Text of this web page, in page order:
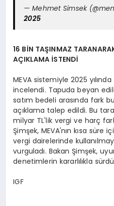
— Mehmet Simsek
2025
16 BİN TAŞINMAZ
AÇIKLAMA İSTENDİ
MEVA sistemiyle 2025
incelendi. Tapuda beyan
satım bedeli arasında fark
açıklama talep edildi. Bu
milyar TL'lik vergi ve harç
Şimşek, MEVA'nın kısa
vergi dairelerinde
vurguladı. Bakan Şimşek,
denetimlerin kararlılıkla
IGF